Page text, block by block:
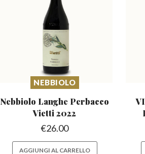
NEBBIOLO
Nebbiolo Langhe Perbacco
Vietti 2022
€26.00
AGGIUNGI AL CARRELLO